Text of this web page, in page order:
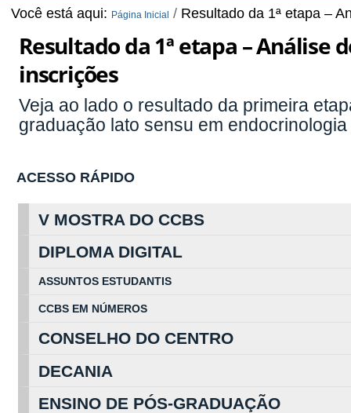
Você está aqui: Página Inicial / Resultado da 1ª etapa –
Resultado da 1ª etapa – Análise
inscrições
Veja ao lado o resultado da primeira
graduação lato sensu em
ACESSO RÁPIDO
V MOSTRA DO CCBS
DIPLOMA DIGITAL
ASSUNTOS ESTUDANTIS
CCBS EM NÚMEROS
CONSELHO DO CENTRO
DECANIA
ENSINO DE PÓS-GRADUAÇÃO